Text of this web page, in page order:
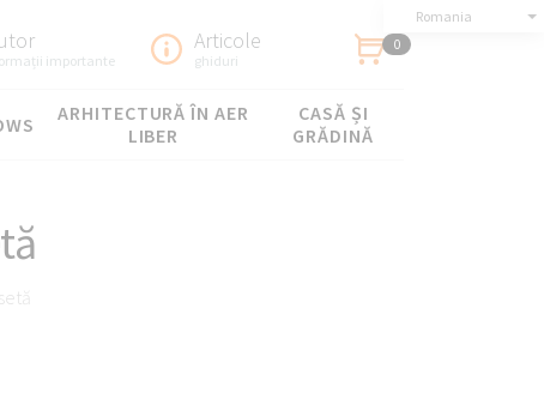
Romania
importante
Articole
ghiduri
0
ARHITECTURĂ ÎN AER
LIBER
CASĂ ȘI
GRĂDINĂ